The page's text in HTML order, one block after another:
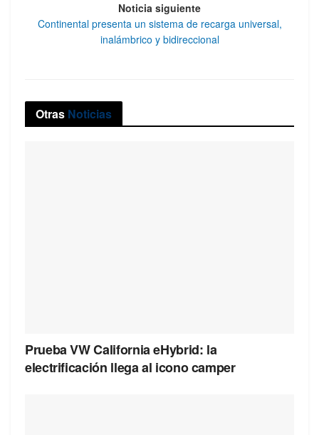
Noticia siguiente
Continental presenta un sistema de recarga universal,
inalámbrico y bidireccional
Otras Noticias
Prueba VW California eHybrid: la
electrificación llega al icono camper